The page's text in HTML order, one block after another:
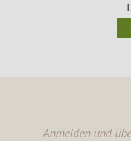
Anmelden und